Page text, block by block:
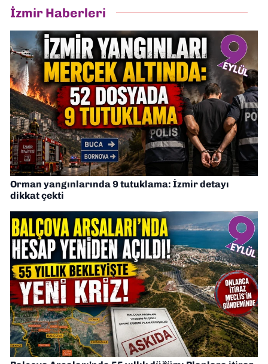
İzmir Haberleri
Orman yangınlarında 9 tutuklama: İzmir detayı
dikkat çekti